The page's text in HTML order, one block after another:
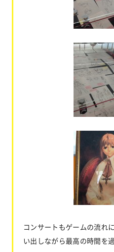
コンサートもゲームの流れ
い出しながら最高の時間を過